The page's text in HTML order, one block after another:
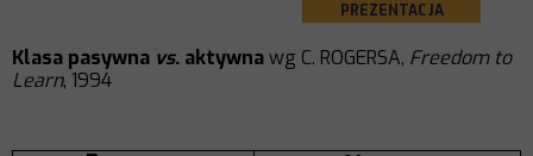
PREZENTACJA
Klasa pasywna vs. aktywnawg C. ROGERSA, Freedom to
Learn, 1994